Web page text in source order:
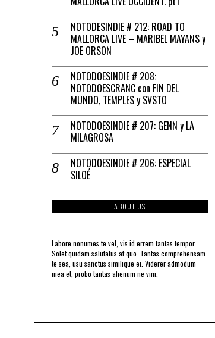
NOTODESINDIE # 212: ROAD TO
MALLORCA LIVE – MARIBEL MAYANS y
JOE ORSON
NOTODOESINDIE # 208:
NOTODOESCRANC con FIN DEL
MUNDO, TEMPLES y SVSTO
NOTODOESINDIE # 207: GENN y LA
MILAGROSA
NOTODOESINDIE # 206: ESPECIAL
SILOÉ
ABOUT US
Labore nonumes te vel, vis id errem tantas tempor.
Solet quidam salutatus at quo. Tantas comprehensam
te sea, usu sanctus similique ei. Viderer admodum
mea et, probo tantas alienum ne vim.